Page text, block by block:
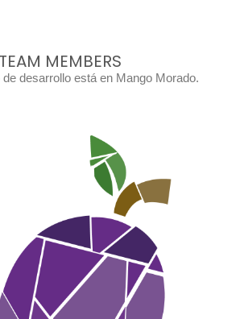
TEAM MEMBERS
desarrollo está en Mango Morado.